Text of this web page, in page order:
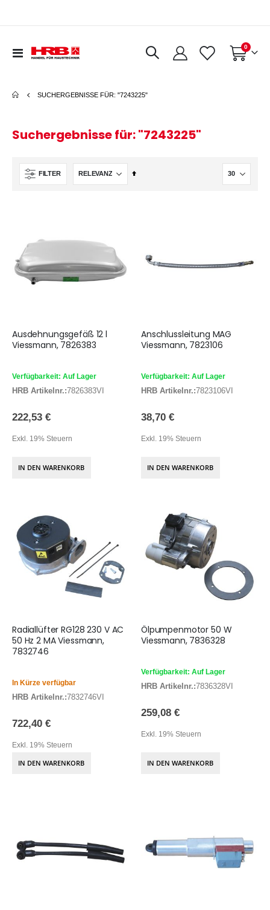
Navigation
Warenkorb
0Artikel
SUCHERGEBNISSE FÜR: "7243225"
Suchergebnisse für: "7243225"
FILTER
In
Ausdehnungsgefäß 12 l
Viessmann, 7826383
Verfügbarkeit: Auf Lager
HRB Artikelnr.:7826383VI
222,53 €
Exkl. 19% Steuern
IN DEN WARENKORB
Anschlussleitung MAG
Viessmann, 7823106
Verfügbarkeit: Auf Lager
HRB Artikelnr.:7823106VI
38,70 €
Exkl. 19% Steuern
IN DEN WARENKORB
Radiallüfter RG128 230 V AC
50 Hz 2 MA Viessmann,
7832746
In Kürze verfügbar
HRB Artikelnr.:7832746VI
722,40 €
Exkl. 19% Steuern
IN DEN WARENKORB
Ölpumpenmotor 50 W
Viessmann, 7836328
Verfügbarkeit: Auf Lager
HRB Artikelnr.:7836328VI
259,08 €
Exkl. 19% Steuern
IN DEN WARENKORB